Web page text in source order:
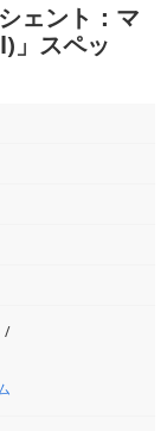
ェント：マ
」スペッ